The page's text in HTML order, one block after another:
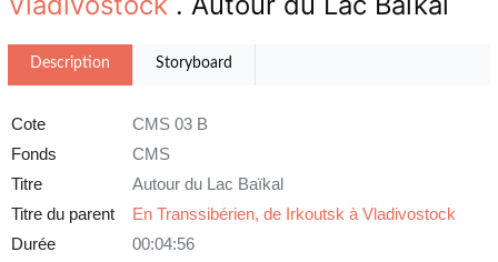
Description Storyboard
Cote
CMS 03 B
Fonds
CMS
Titre
Autour du Lac Baïkal
Titre du parent
En Transsibérien, de Irkoutsk à Vladivostock
Durée
00:04:56